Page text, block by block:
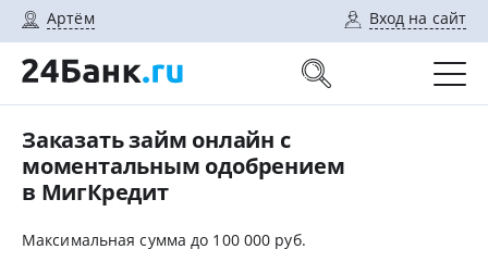
Артём Вход на сайт
Заказать займ онлайн с
моментальным одобрением
в МигКредит
Максимальная сумма до 100 000 руб.